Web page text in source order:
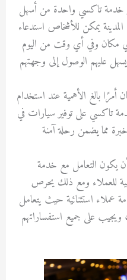
خدمة تاكسي واحدة من أسهل
يمكن للأشخاص استدعاء
مكان وفي أي وقت من اليوم
عليهم الوصول إلى وجهتهم
أمرًا بالغ الأهمية عند استخدام
تاكسي على توفير سيارات في
مما يضمن رحلة آمنة
يكون التعامل مع خدمة
للعملاء ومع ذلك يحرص
عملاء استثنائية حيث يتعامل
على جميع استفساراتهم